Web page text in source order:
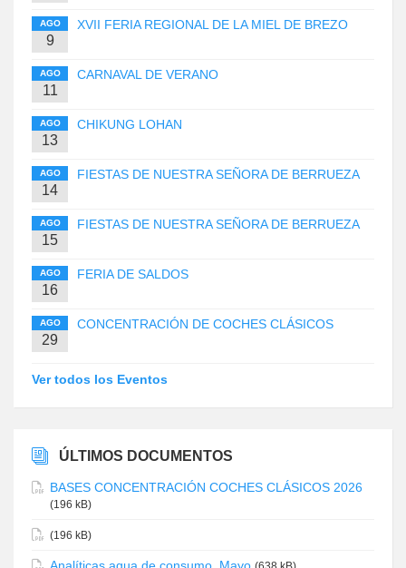
AGO
9
XVII FERIA REGIONAL DE LA MIEL DE BREZO
AGO
11
CARNAVAL DE VERANO
AGO
13
CHIKUNG LOHAN
AGO
14
FIESTAS DE NUESTRA SEÑORA DE BERRUEZA
AGO
15
FIESTAS DE NUESTRA SEÑORA DE BERRUEZA
AGO
16
FERIA DE SALDOS
AGO
29
CONCENTRACIÓN DE COCHES CLÁSICOS
Ver todos los Eventos
ÚLTIMOS DOCUMENTOS
BASES CONCENTRACIÓN COCHES CLÁSICOS 2026
(196 kB)
(196 kB)